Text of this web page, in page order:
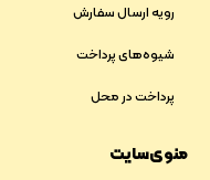
رویه ارسال سفارش
شیوه‌های پرداخت
پرداخت در محل
منوی سایت